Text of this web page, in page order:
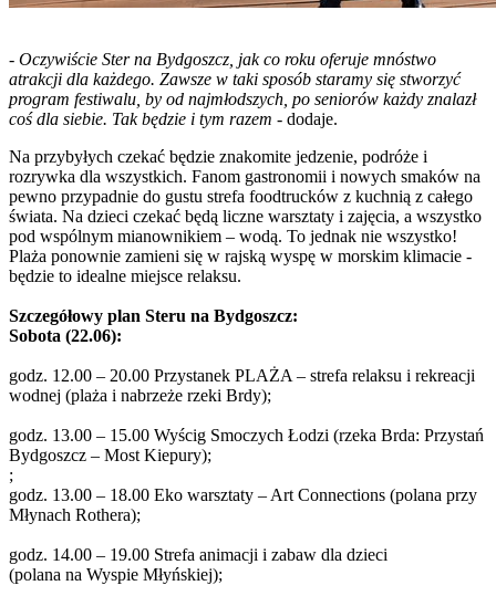
- Oczywiście Ster na Bydgoszcz, jak co roku oferuje mnóstwo
atrakcji dla każdego. Zawsze w taki sposób staramy się stworzyć
program festiwalu, by od najmłodszych, po seniorów każdy znalazł
coś dla siebie. Tak będzie i tym razem - dodaje.
Na przybyłych czekać będzie znakomite jedzenie, podróże i
rozrywka dla wszystkich. Fanom gastronomii i nowych smaków na
pewno przypadnie do gustu strefa foodtrucków z kuchnią z całego
świata. Na dzieci czekać będą liczne warsztaty i zajęcia, a wszystko
pod wspólnym mianownikiem – wodą. To jednak nie wszystko!
Plaża ponownie zamieni się w rajską wyspę w morskim klimacie -
będzie to idealne miejsce relaksu.
Szczegółowy plan Steru na Bydgoszcz:
Sobota (22.06):
godz. 12.00 – 20.00 Przystanek PLAŻA – strefa relaksu i rekreacji
wodnej (plaża i nabrzeże rzeki Brdy);
godz. 13.00 – 15.00 Wyścig Smoczych Łodzi (rzeka Brda: Przystań
Bydgoszcz – Most Kiepury);
;
godz. 13.00 – 18.00 Eko warsztaty – Art Connections (polana przy
Młynach Rothera);
godz. 14.00 – 19.00 Strefa animacji i zabaw dla dzieci
(polana na Wyspie Młyńskiej);